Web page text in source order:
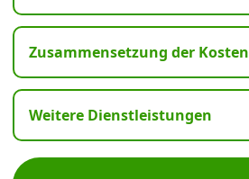
Zusammensetzung der Kosten
Weitere Dienstleistungen